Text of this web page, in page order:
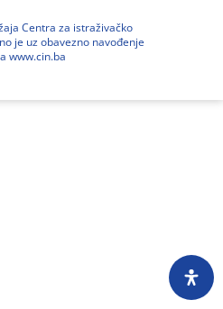
Centra za istraživačko
je uz obavezno navođenje
www.cin.ba